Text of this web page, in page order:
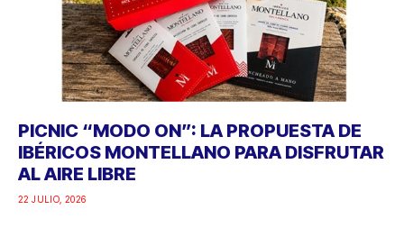
PICNIC “MODO ON”: LA PROPUESTA DE
IBÉRICOS MONTELLANO PARA DISFRUTAR
AL AIRE LIBRE
22 JULIO, 2026